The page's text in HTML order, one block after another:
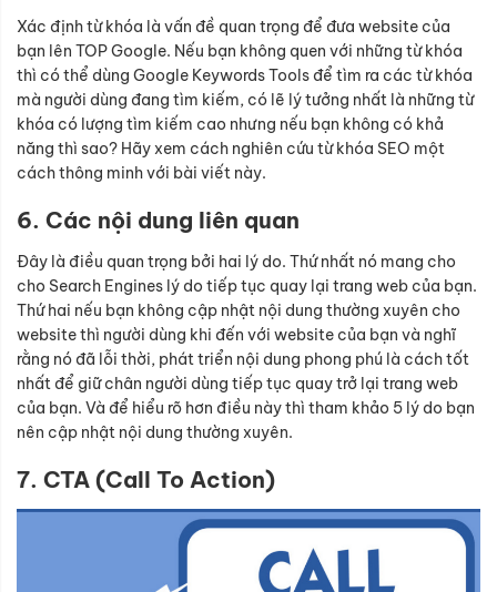
Xác định từ khóa là vấn đề quan trọng để đưa website của
bạn lên TOP Google. Nếu bạn không quen với những từ khóa
thì có thể dùng Google Keywords Tools để tìm ra các từ khóa
mà người dùng đang tìm kiếm, có lẽ lý tưởng nhất là những từ
khóa có lượng tìm kiếm cao nhưng nếu bạn không có khả
năng thì sao? Hãy xem cách nghiên cứu từ khóa SEO một
cách thông minh với bài viết này.
6. Các nội dung liên quan
Đây là điều quan trọng bởi hai lý do. Thứ nhất nó mang cho
cho Search Engines lý do tiếp tục quay lại trang web của bạn.
Thứ hai nếu bạn không cập nhật nội dung thường xuyên cho
website thì người dùng khi đến với website của bạn và nghĩ
rằng nó đã lỗi thời, phát triển nội dung phong phú là cách tốt
nhất để giữ chân người dùng tiếp tục quay trở lại trang web
của bạn. Và để hiểu rõ hơn điều này thì tham khảo 5 lý do bạn
nên cập nhật nội dung thường xuyên.
7. CTA (Call To Action)